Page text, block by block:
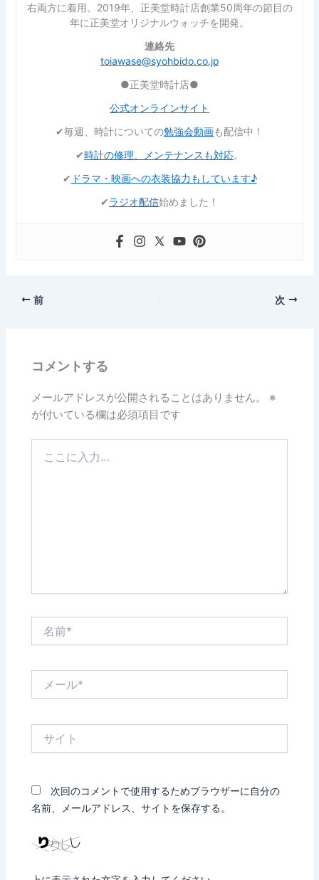
右両方に着用。2019年、正美堂時計店創業50周年の節目の
年に正美堂オリジナルウォッチを開発。
連絡先
toiawase@syohbido.co.jp
●正美堂時計店●
公式オンラインサイト
✔︎毎週、時計についての勉強会動画も配信中！
✔︎時計の修理、メンテナンスも対応。
✔︎ ドラマ・映画への衣装協力もしています♪
✔︎ラジオ配信始めました！
前 次
コメントする
メールアドレスが公開されることはありません。
※
が付いている欄は必須項目です
次回のコメントで使用するためブラウザーに自分の
名前、メールアドレス、サイトを保存する。